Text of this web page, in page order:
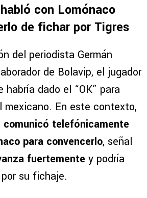
con Lomónaco
de fichar por Tigres
del periodista Germán
de Bolavip, el jugador
dado el “OK” para
mexicano. En este contexto,
comunicó telefónicamente
para convencerlo, señal
fuertemente y podría
su fichaje.